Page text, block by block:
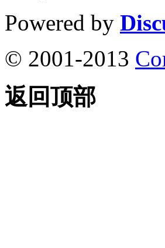
Powered by
© 2001-2013
返回顶部